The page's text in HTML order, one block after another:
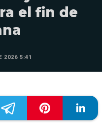
el fin de
2026 5:41